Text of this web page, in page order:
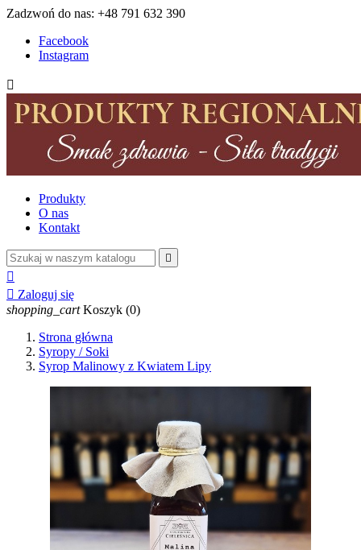
Zadzwoń do nas: +48 791 632 390
Facebook
Instagram

Produkty
O nas
Kontakt


 Zaloguj się
shopping_cart Koszyk (0)
Strona główna
Syropy / Soki
Syrop Malinowy z Kwiatem Lipy